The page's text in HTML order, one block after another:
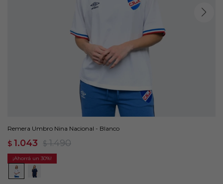
Remera Umbro Nina Nacional - Blanco
$ 1.043 $ 1.490
30